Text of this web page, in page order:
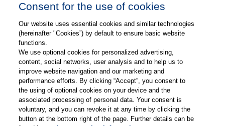
Karriere
Kontakt
Web-Semniare
Anwenderberichte
Partner
Consent for the use of cookies
Our website uses essential cookies and similar technologies
(hereinafter "Cookies”) by default to ensure basic website
functions.
We use optional cookies for personalized advertising,
content, social networks, user analysis and to help us to
improve website navigation and our marketing and
performance efforts. By clicking “Accept”, you consent to
the using of optional cookies on your device and the
associated processing of personal data. Your consent is
voluntary, and you can revoke it at any time by clicking the
button at the bottom right of the page. Further details can be